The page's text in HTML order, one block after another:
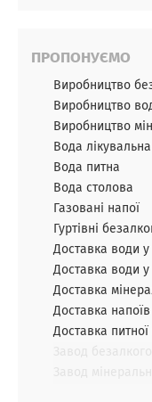
ПРОПОНУЄМО
Виробництво
Виробництво
Виробництво
Вода лікувальна
Вода питна
Вода столова
Газовані напої
Гуртівні
Доставка води у
Доставка води у
Доставка
Доставка
Доставка